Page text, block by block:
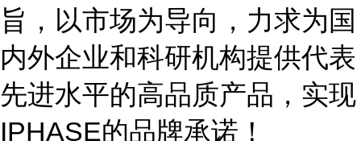
旨，以市场为导向，力求为国
内外企业和科研机构提供代表
先进水平的高品质产品，实现
IPHASE的品牌承诺！